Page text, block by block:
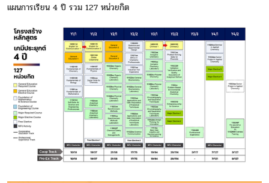
แผนการเรียน 4 ปี รวม 127 หน่วยกิต